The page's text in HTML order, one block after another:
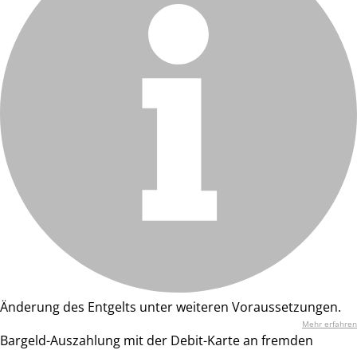
Änderung des Entgelts unter weiteren Voraussetzungen.
Mehr erfahren
Bargeld-Auszahlung mit der Debit-Karte an fremden